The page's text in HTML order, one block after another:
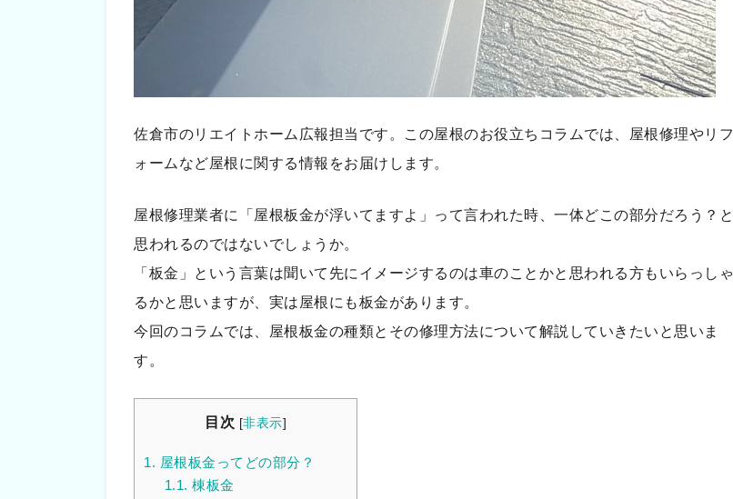
佐倉市のリエイトホーム広報担当です。この屋根のお役立ちコラムでは、屋根修理やリフ
ォームなど屋根に関する情報をお届けします。
屋根修理業者に「屋根板金が浮いてますよ」って言われた時、一体どこの部分だろう？と
思われるのではないでしょうか。
「板金」という言葉は聞いて先にイメージするのは車のことかと思われる方もいらっしゃ
るかと思いますが、実は屋根にも板金があります。
今回のコラムでは、屋根板金の種類とその修理方法について解説していきたいと思いま
す。
目次 [非表示]
1. 屋根板金ってどの部分？
1.1. 棟板金